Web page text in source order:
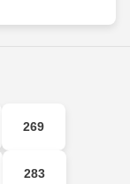
269
283